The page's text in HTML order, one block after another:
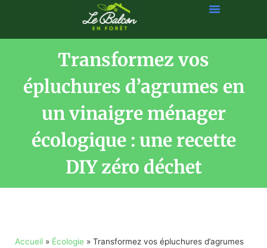
Transformez vos
épluchures d’agrumes en
un vinaigre ménager
écologique : une recette
DIY zéro déchet
Accueil » Écologie » Transformez vos épluchures d’agrumes